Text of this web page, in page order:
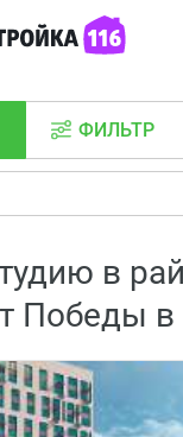
ФИЛЬТР
в
Победы в